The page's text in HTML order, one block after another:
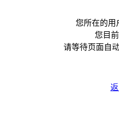
您所在的用
您目
请等待页面自